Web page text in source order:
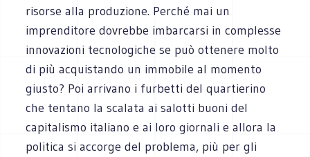
risorse alla produzione. Perché mai un
imprenditore dovrebbe imbarcarsi in complesse
innovazioni tecnologiche se può ottenere molto
di più acquistando un immobile al momento
giusto? Poi arrivano i furbetti del quartierino
che tentano la scalata ai salotti buoni del
capitalismo italiano e ai loro giornali e allora la
politica si accorge del problema, più per gli